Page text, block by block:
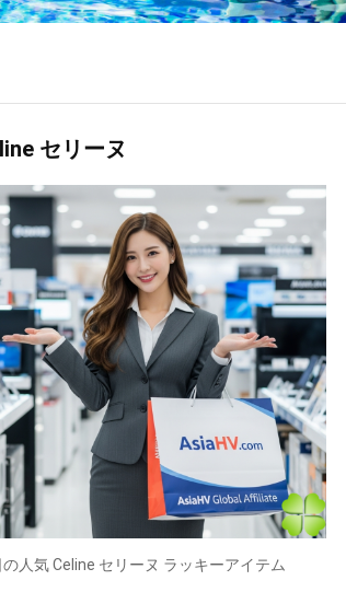
セリーヌ
の人気 Celine セリーヌ ラッキーアイテム